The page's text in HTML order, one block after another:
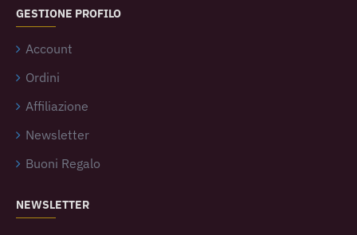
GESTIONE PROFILO
Account
Ordini
Affiliazione
Newsletter
Buoni Regalo
NEWSLETTER